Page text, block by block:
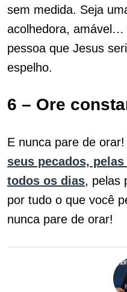
sem medida. Seja
acolhedora, amável…
pessoa que Jesus
espelho.
6 – Ore
E nunca pare de
seus pecados,
todos os dias, pelas
por tudo o que você
nunca pare de orar!